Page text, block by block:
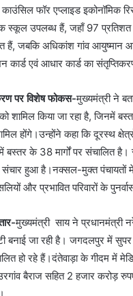
फॉर एप्लाइड इकोनॉमिक
स्कूल उपलब्ध हैं, जहाँ 97 प्रतिशत
हैं, जबकि अधिकांश गांव आयुष्मान
कार्ड एवं आधार कार्ड का
पर विशेष फोकस-मुख्यमंत्री ने
शामिल किया जा रहा है, जिनमें
होंगे।उन्होंने कहा कि दूरस्थ
में बस्तर के 38 मार्गों पर
हुआ है।नक्सल-मुक्त
और प्रभावित परिवारों के
मुख्यमंत्री साय ने प्रधानमंत्री
जा रही है। जगदलपुर में सुपर
हो रहे हैं।दंतेवाड़ा के गीदम में
बैराज सहित 2 हजार करोड़